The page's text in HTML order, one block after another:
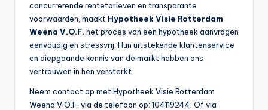
concurrerende rentetarieven en transparante
voorwaarden, maakt Hypotheek Visie Rotterdam
Weena V.O.F. het proces van een hypotheek aanvragen
eenvoudig en stressvrij. Hun uitstekende klantenservice
en diepgaande kennis van de markt hebben ons
vertrouwen in hen versterkt.
Neem contact op met Hypotheek Visie Rotterdam
Weena V.O.F. via de telefoon op: 104119244. Of via